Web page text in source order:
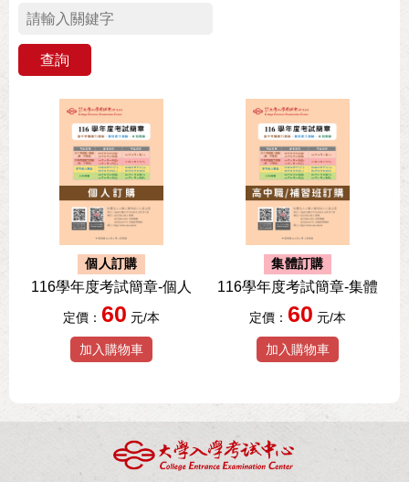
個人訂購
116學年度考試簡章-個人
定價： 60 元/本
加入購物車
集體訂購
116學年度考試簡章-集體
定價： 60 元/本
加入購物車